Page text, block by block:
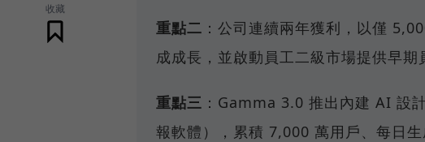
收藏
重點二 ：公司連續兩年獲利，以僅
成成長，並啟動員工二級市場提供早期
重點三 ：Gamma 3.0 推出內建 AI 設
報軟體），累積 7,000 萬用戶、每日生